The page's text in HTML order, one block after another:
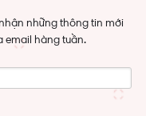
những thông tin mới
email hàng tuần.